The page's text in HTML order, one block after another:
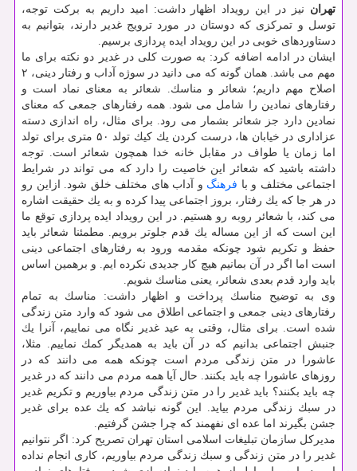
تهران نیز در این رویداد اظهار داشت: امید داریم به بركت توجه،
توسل و تمركزی كه دوستان در مورد ترویج غدیر دارند، بتوانیم به
دستاوردهای خوبی در این رویداد ایده پردازی برسیم.
ایشان در ادامه اضافه كرد: به صورت كلی در غدیر دو نكته برای ما
مهم می باشد. همان گونه كه می دانید در سوژه آداب و رفتار دینی، ۲
اصلاح مهم داریم؛ شعائر و مناسك. شعائر به معنای نماد است و
رفتارهای نمادین را شامل می شود. همه رفتارهای جمعی كه معنای
نمادین دارد جز شعائر بشمار می رود. برای مثال، راه اندازی دسته
عزاداری در خیابان ها، درست كردن یك كیك تولد ۵۰ متری برای تولد
اما زمان یا طواف در مقابل خانه خدا همچون شعائر است. توجه
داشته باشید كه شعائر این خاصیت را دارد كه می تواند در شرایط
اجتماعی مختلف و با فرهنگ و آداب های مختلف خلق شود. ازاین رو
در هر جا كه یك رفتار، بروز اجتماعی پیدا كرده و به یك حقیقت اشاره
می كند، با شعائر روبه رو هستیم. در این رویداد ایده پردازی توقع ما
این است كه از این مساله یك قدم جلوتر برویم. مطمئنا شعائر باید
حفظ و تكریم شود چونكه مقدمه ورود به رفتارهای اجتماعی دینی
است اما اگر در آن بمانیم هیچ كار جدیدی نكرده ایم. و برهمین اساس
باید وارد قدم بعدی شعائر، یعنی مناسك شویم.
وی به توضیح مناسك پرداخت و اظهار داشت: مناسك به تمام
رفتارهای دینی جمعی و اجتماعی اطلاق می شود كه وارد متن زندگی
شده است. برای مثال، وقتی به عید غدیر نگاه می نماییم، آنرا یك
جنبش اجتماعی بدانیم كه در آن باید به همدیگر كمك نماییم. مثلا،
عاشورا در متن زندگی مردم است چونكه همه می دانند كه در
روزهای عاشورا چه باید بكنند. حال آیا همه مردم می دانند كه در غدیر
چه باید بكنند؟ باید غدیر را در متن زندگی مردم بیاوریم و تكریم غدیر
در سبك زندگی مردم بیاید. این گونه نباشد كه یك عده برای غدیر
جشن بگیرند اما عده ای نفهمند كه چرا جشن گرفتیم.
مدیركل سازمان تبلیغات اسلامی استان تهران تصریح كرد: اگر نتوانیم
غدیر را در متن زندگی و سبك زندگی مردم بیاوریم، كاری انجام نداده